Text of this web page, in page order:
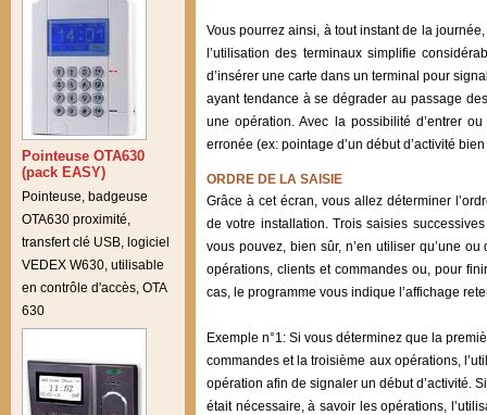
Pointeuse OTA630
(pack EASY)
Pointeuse, badgeuse
OTA630 proximité,
transfert clé USB, logiciel
VEDEX W630, utilisable
en contrôle d'accès, OTA
630
Vous pourrez ainsi, à tout instant de la
l’utilisation des terminaux simplifie
d’insérer une carte dans un terminal pour
ayant tendance à se dégrader au passage
une opération. Avec la possibilité d’entrer
erronée (ex: pointage d’un début d’activité
ORDRE DE LA SAISIE
Grâce à cet écran, vous allez déterminer
de votre installation. Trois saisies
vous pouvez, bien sûr, n’en utiliser qu’une
opérations, clients et commandes ou, pour
cas, le programme vous indique l’affichage
Exemple n°1: Si vous déterminez que la
commandes et la troisième aux opérations,
opération afin de signaler un début d’activité.
était nécessaire, à savoir les opérations,